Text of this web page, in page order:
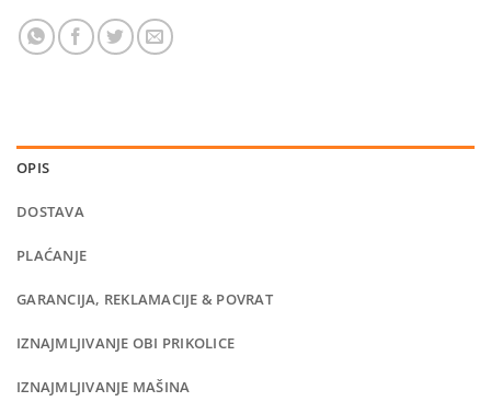
OPIS
DOSTAVA
PLAĆANJE
GARANCIJA, REKLAMACIJE & POVRAT
IZNAJMLJIVANJE OBI PRIKOLICE
IZNAJMLJIVANJE MAŠINA